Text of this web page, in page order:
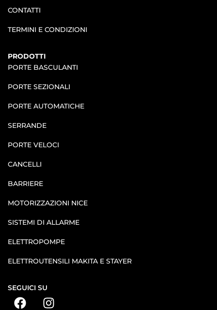
CONTATTI
TERMINI E CONDIZIONI
PRODOTTI
PORTE BASCULANTI
PORTE SEZIONALI
PORTE AUTOMATICHE
SERRANDE
PORTE VELOCI
CANCELLI
BARRIERE
MOTORIZZAZIONI NICE
SISTEMI DI ALLARME
ELETTROPOMPE
ELETTROUTENSILI MAKITA E STAYER
SEGUICI SU